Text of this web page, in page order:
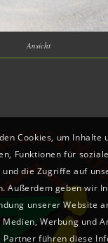
Ansicht
Cookies, um Inhalte
Funktionen für
und die Zugriffe auf
Außerdem geben wir
unserer Website
Werbung und
Partner führen diese